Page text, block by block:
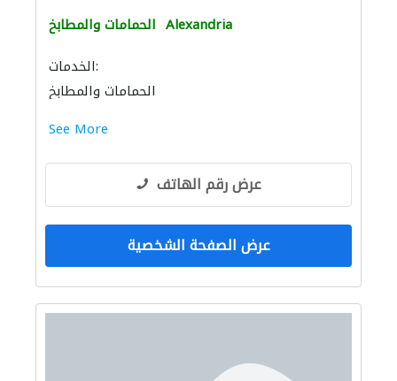
الحمامات والمطابخ Alexandria
الخدمات:
الحمامات والمطابخ
See More
عرض رقم الهاتف
عرض الصفحة الشخصية